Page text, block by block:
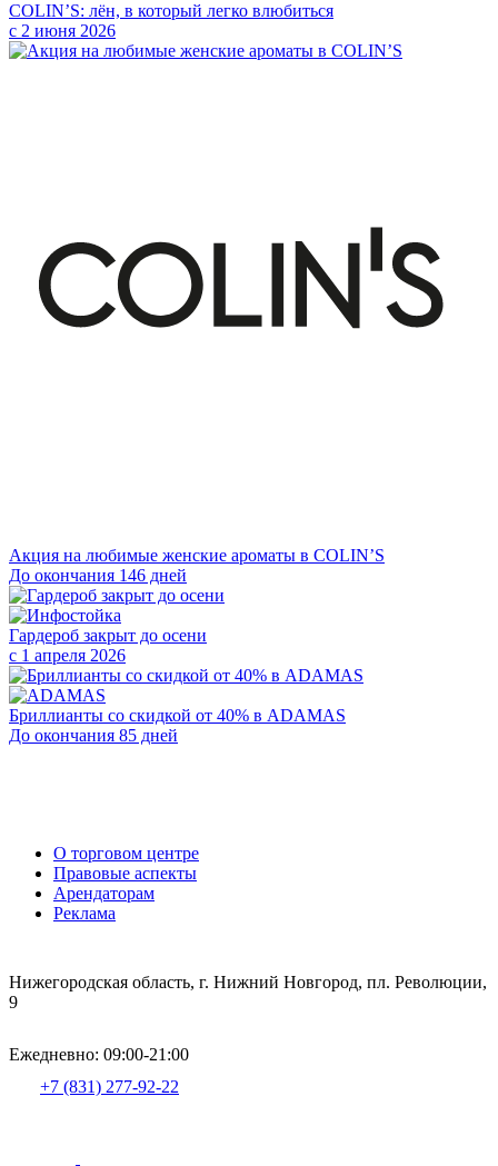
COLIN’S: лён, в который легко влюбиться
с 2 июня 2026
Акция на любимые женские ароматы в COLIN’S
До окончания 146 дней
Гардероб закрыт до осени
с 1 апреля 2026
Бриллианты со скидкой от 40% в ADAMAS
До окончания 85 дней
О торговом центре
Правовые аспекты
Арендаторам
Реклама
Нижегородская область, г. Нижний Новгород, пл. Революции,
9
Ежедневно: 09:00-21:00
+7 (831) 277-92-22